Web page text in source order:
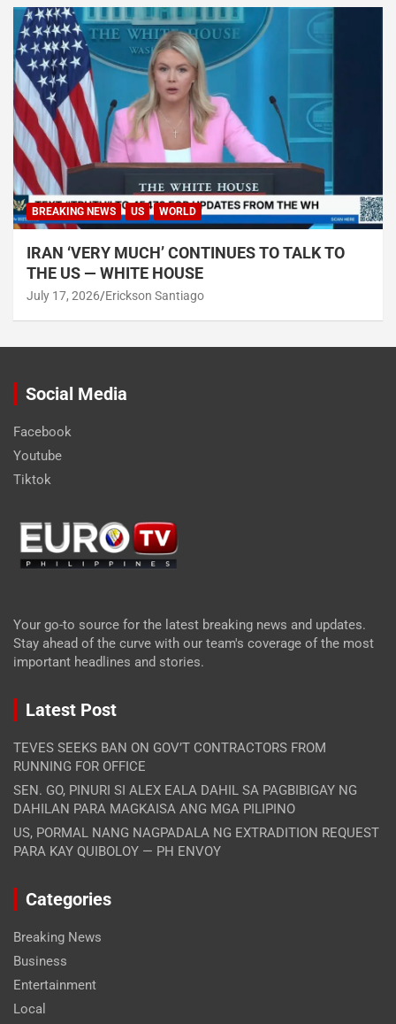
BREAKING NEWS US WORLD
IRAN ‘VERY MUCH’ CONTINUES TO TALK TO
THE US — WHITE HOUSE
July 17, 2026 Erickson Santiago
Social Media
Facebook
Youtube
Tiktok
Your go-to source for the latest breaking news and updates.
Stay ahead of the curve with our team's coverage of the most
important headlines and stories.
Latest Post
TEVES SEEKS BAN ON GOV’T CONTRACTORS FROM
RUNNING FOR OFFICE
SEN. GO, PINURI SI ALEX EALA DAHIL SA PAGBIBIGAY NG
DAHILAN PARA MAGKAISA ANG MGA PILIPINO
US, PORMAL NANG NAGPADALA NG EXTRADITION REQUEST
PARA KAY QUIBOLOY — PH ENVOY
Categories
Breaking News
Business
Entertainment
Local